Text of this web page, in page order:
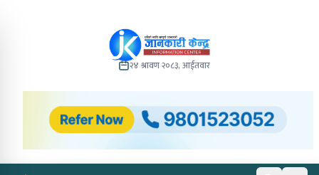
२४ श्रावण २०८३, आईतवार